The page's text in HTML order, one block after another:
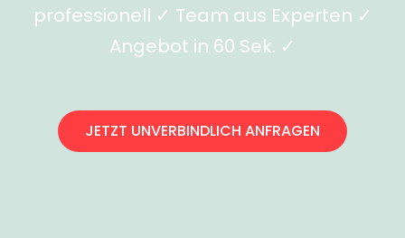
professionell ✓ Team aus Experten ✓
Angebot in 60 Sek. ✓
JETZT UNVERBINDLICH ANFRAGEN